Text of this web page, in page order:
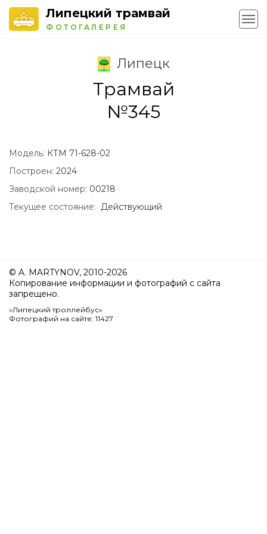
Липецкий трамвай
ФОТОГАЛЕРЕЯ
Липецк
Трамвай
№345
Модель: КТМ 71-628-02
Построен: 2024
Заводской номер: 00218
Текущее состояние: Действующий
© A. MARTYNOV, 2010-2026
Копирование информации и фотографий с сайта
запрещено.
«Липецкий троллейбус»
Фотографий на сайте: 11427